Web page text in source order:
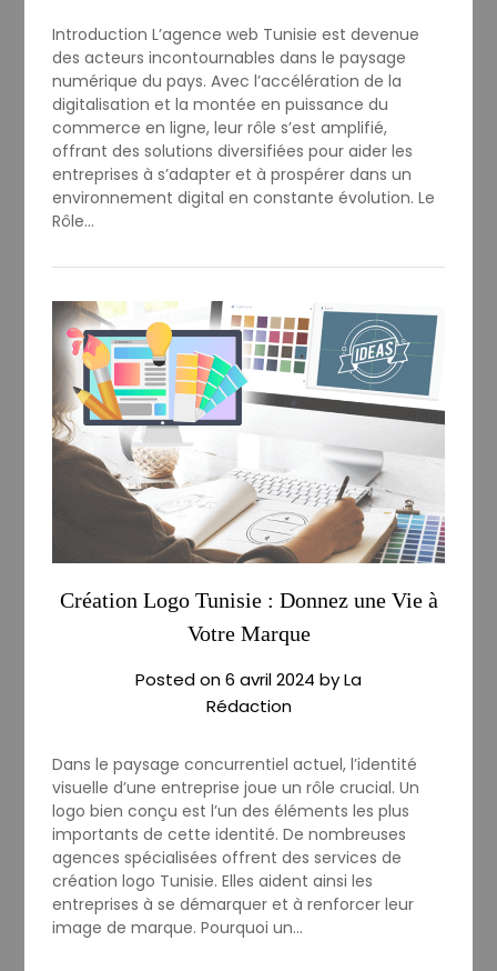
Introduction L’agence web Tunisie est devenue
des acteurs incontournables dans le paysage
numérique du pays. Avec l’accélération de la
digitalisation et la montée en puissance du
commerce en ligne, leur rôle s’est amplifié,
offrant des solutions diversifiées pour aider les
entreprises à s’adapter et à prospérer dans un
environnement digital en constante évolution. Le
Rôle…
Création Logo Tunisie : Donnez une Vie à
Votre Marque
Posted on6 avril 2024 byLa
Rédaction
Dans le paysage concurrentiel actuel, l’identité
visuelle d’une entreprise joue un rôle crucial. Un
logo bien conçu est l’un des éléments les plus
importants de cette identité. De nombreuses
agences spécialisées offrent des services de
création logo Tunisie. Elles aident ainsi les
entreprises à se démarquer et à renforcer leur
image de marque. Pourquoi un…